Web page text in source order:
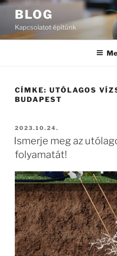
Tartalomhoz
BLOG
Kapcsolatot építünk
CÍMKE: UTÓLAGOS
BUDAPEST
BEKÜLDVE:
2023.10.24.
Ismerje meg az
folyamatát!